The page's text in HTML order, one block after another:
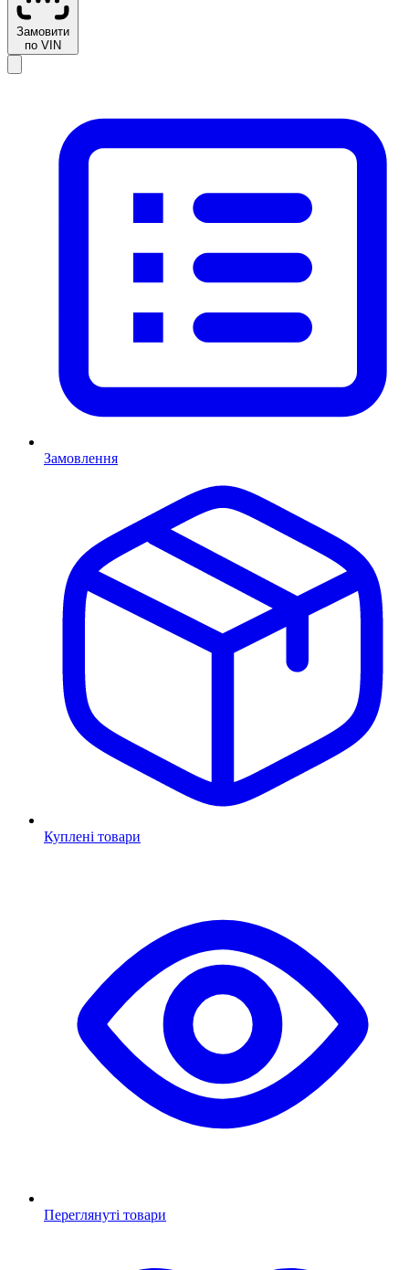
Замовити
по VIN
Замовлення
Куплені товари
Переглянуті товари